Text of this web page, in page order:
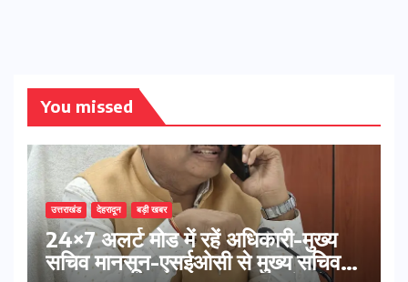
You missed
उत्तराखंड देहरादून बड़ी खबर
24×7 अलर्ट मोड में रहें अधिकारी-मुख्य
सचिव मानसून-एसईओसी से मुख्य सचिव ने